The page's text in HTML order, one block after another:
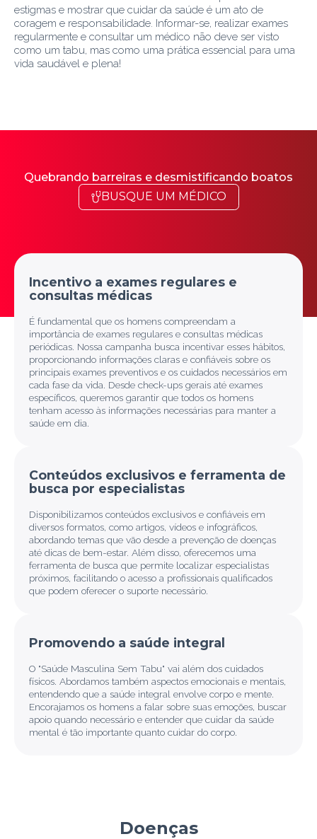
estigmas e mostrar que cuidar da saúde é um ato de
coragem e responsabilidade. Informar-se, realizar exames
regularmente e consultar um médico não deve ser visto
como um tabu, mas como uma prática essencial para uma
vida saudável e plena!
Quebrando barreiras e desmistificando boatos
BUSQUE UM MÉDICO
Incentivo a exames regulares e
consultas médicas
É fundamental que os homens compreendam a
importância de exames regulares e consultas médicas
periódicas. Nossa campanha busca incentivar esses hábitos,
proporcionando informações claras e confiáveis sobre os
principais exames preventivos e os cuidados necessários em
cada fase da vida. Desde check-ups gerais até exames
específicos, queremos garantir que todos os homens
tenham acesso às informações necessárias para manter a
saúde em dia.
Conteúdos exclusivos e ferramenta de
busca por especialistas
Disponibilizamos conteúdos exclusivos e confiáveis em
diversos formatos, como artigos, vídeos e infográficos,
abordando temas que vão desde a prevenção de doenças
até dicas de bem-estar. Além disso, oferecemos uma
ferramenta de busca que permite localizar especialistas
próximos, facilitando o acesso a profissionais qualificados
que podem oferecer o suporte necessário.
Promovendo a saúde integral
O "Saúde Masculina Sem Tabu" vai além dos cuidados
físicos. Abordamos também aspectos emocionais e mentais,
entendendo que a saúde integral envolve corpo e mente.
Encorajamos os homens a falar sobre suas emoções, buscar
apoio quando necessário e entender que cuidar da saúde
mental é tão importante quanto cuidar do corpo.
Doenças